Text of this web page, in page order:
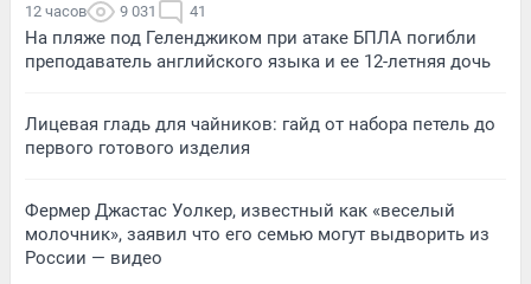
12 часов 9 031 41
На пляже под Геленджиком при атаке БПЛА погибли
преподаватель английского языка и ее 12-летняя дочь
Лицевая гладь для чайников: гайд от набора петель до
первого готового изделия
Фермер Джастас Уолкер, известный как «веселый
молочник», заявил что его семью могут выдворить из
России — видео